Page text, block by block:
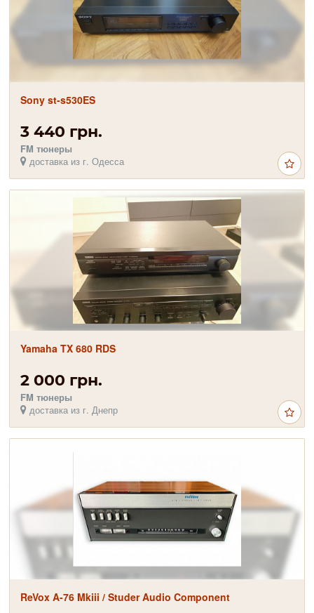
Sony st-s530ES
3 440 грн.
FM тюнеры
доставка из г. Одесса
Yamaha TX 680 RDS
2 000 грн.
FM тюнеры
доставка из г. Днепр
ReVox A-76 Mkiii / Studer Audio Component